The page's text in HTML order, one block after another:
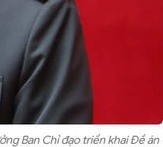
Ban Chỉ đạo triển khai Đề án